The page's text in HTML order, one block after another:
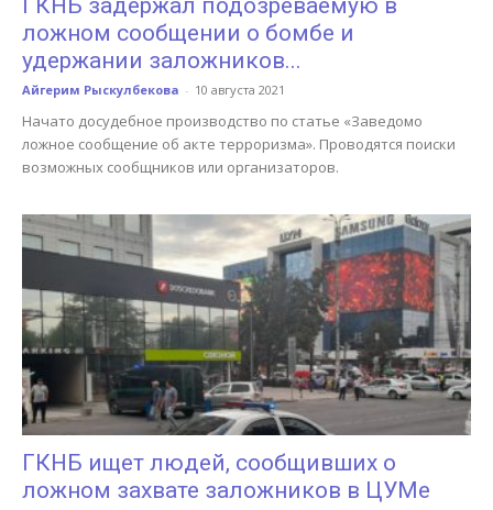
ГКНБ задержал подозреваемую в
ложном сообщении о бомбе и
удержании заложников...
Айгерим Рыскулбекова - 10 августа 2021
Начато досудебное производство по статье «Заведомо
ложное сообщение об акте терроризма». Проводятся поиски
возможных сообщников или организаторов.
ГКНБ ищет людей, сообщивших о
ложном захвате заложников в ЦУМе